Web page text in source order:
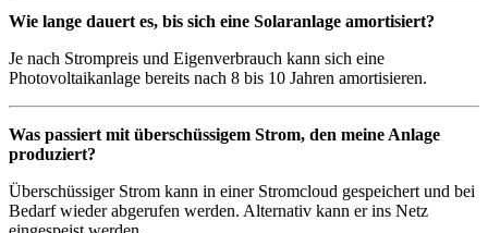
Wie lange dauert es, bis sich eine Solaranlage amortisiert?
Je nach Strompreis und Eigenverbrauch kann sich eine
Photovoltaikanlage bereits nach 8 bis 10 Jahren amortisieren.
Was passiert mit überschüssigem Strom, den meine Anlage
produziert?
Überschüssiger Strom kann in einer Stromcloud gespeichert und bei
Bedarf wieder abgerufen werden. Alternativ kann er ins Netz